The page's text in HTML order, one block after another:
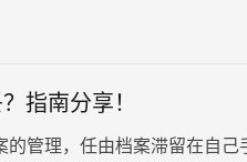
指南分享！
管理，任由档案滞留在自己